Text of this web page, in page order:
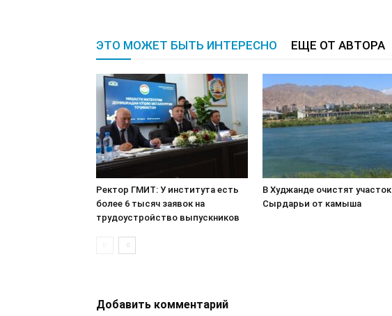
ЭТО МОЖЕТ БЫТЬ ИНТЕРЕСНО ЕЩЕ ОТ АВТОРА
Ректор ГМИТ: У института есть
более 6 тысяч заявок на
трудоустройство выпускников
В Худжанде очистят участок
Сырдарьи от камыша
Добавить комментарий